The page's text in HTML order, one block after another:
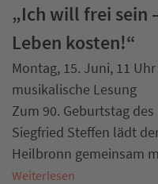
„Ich will frei sein
Leben kosten!“
Montag, 15. Juni, 11
musikalische Lesung
Zum 90. Geburtstag
Siegfried Steffen lädt
Heilbronn gemeinsam
Weiterlesen